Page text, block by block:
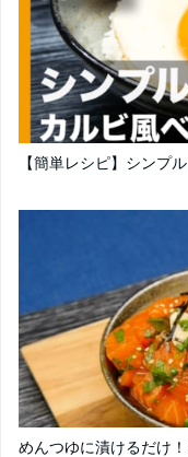
【簡単レシピ】シンプ
めんつゆに漬けるだけ